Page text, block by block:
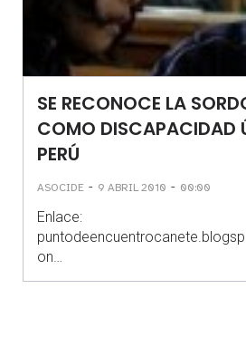
SE RECONOCE LA
COMO DISCAPACIDAD
PERÚ
ASOCIDE - 9 ABRIL 2010 - 00:00
Enlace:
on…